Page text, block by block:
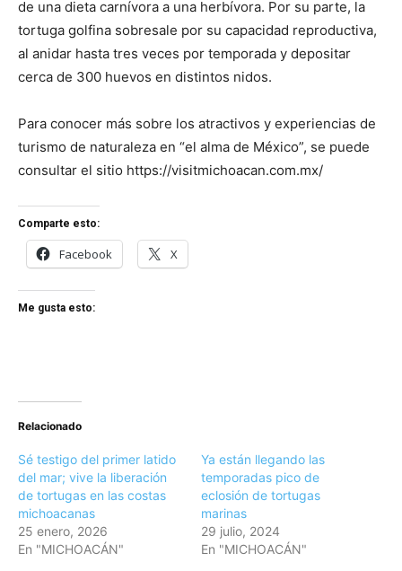
de una dieta carnívora a una herbívora. Por su parte, la
tortuga golfina sobresale por su capacidad reproductiva,
al anidar hasta tres veces por temporada y depositar
cerca de 300 huevos en distintos nidos.
Para conocer más sobre los atractivos y experiencias de
turismo de naturaleza en “el alma de México”, se puede
consultar el sitio https://visitmichoacan.com.mx/
Comparte esto:
Facebook X
Me gusta esto:
Relacionado
Sé testigo del primer latido
del mar; vive la liberación
de tortugas en las costas
michoacanas
25 enero, 2026
En "MICHOACÁN"
Ya están llegando las
temporadas pico de
eclosión de tortugas
marinas
29 julio, 2024
En "MICHOACÁN"